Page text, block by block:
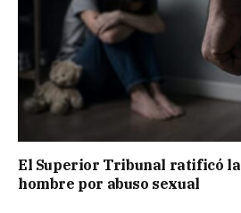
El Superior Tribunal ratificó la
hombre por abuso sexual